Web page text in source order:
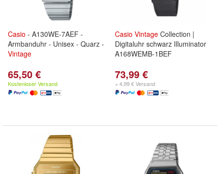
Casio - A130WE-7AEF -
Armbanduhr - Unisex - Quarz -
Vintage
65,50 €
Kostenloser Versand
Casio Vintage Collection |
Digitaluhr schwarz Illuminator
A168WEMB-1BEF
73,99 €
+ 4,99 € Versand